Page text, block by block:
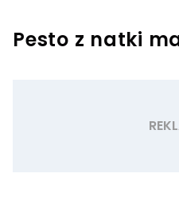
Pesto z natki